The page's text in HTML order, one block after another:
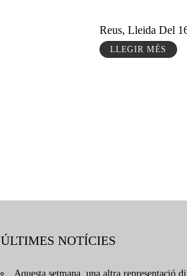
Reus, Lleida Del
LLEGIR MÉS
ÚLTIMES NOTÍCIES
Aquesta setmana, una altra representació